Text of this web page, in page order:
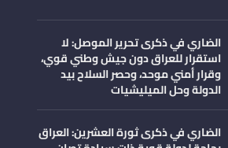
الضاري في ذكرى تحرير الموصل: لا
استقرار للعراق دون جيش وطني قوي،
وقرار أمني موحد، وحصر السلاح بيد
الدولة وحل الميليشيات
الضاري في ذكرى ثورة العشرين: العراق